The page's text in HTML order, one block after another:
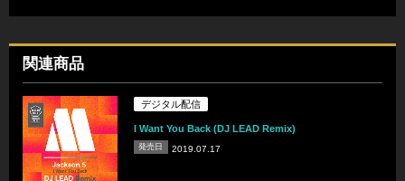
関連商品
デジタル配信
I Want You Back (DJ LEAD Remix)
発売日 2019.07.17